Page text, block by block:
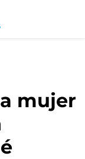
mujer